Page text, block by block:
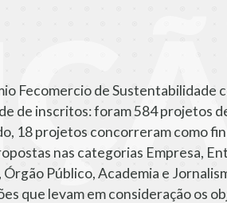
Fecomercio de Sustentabilidade
de inscritos: foram 584 projetos
18 projetos concorreram como
nas categorias Empresa,
Público, Academia e
que levam em consideração os